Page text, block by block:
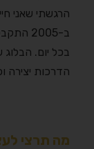
הרגשתי שאני
ב-
בכל יום.
הדרכות יצירה
מה תרצי